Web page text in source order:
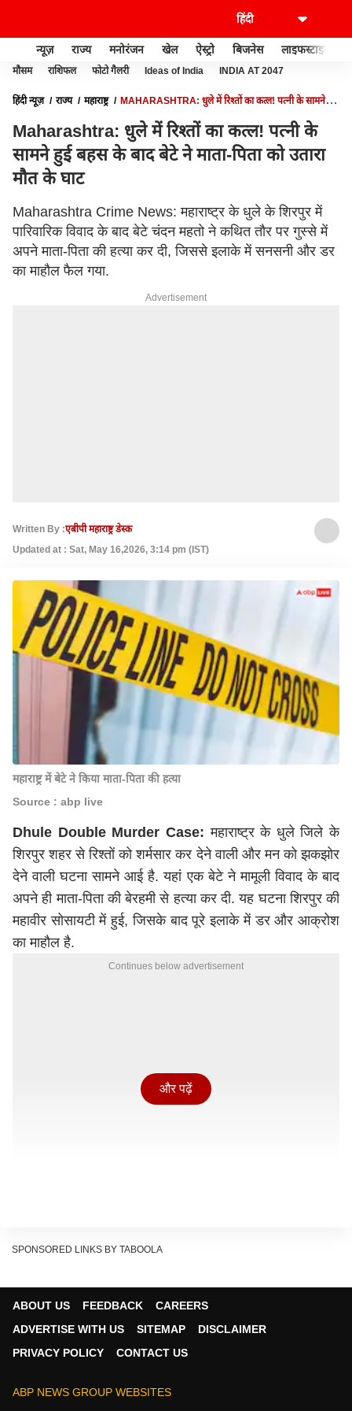
न्यूज़ राज्य मनोरंजन खेल ऐस्ट्रो बिजनेस लाइफस्टाइल
मौसम राशिफल फोटो गैलरी Ideas of India INDIA AT 2047
हिंदी न्यूज़ राज्य महाराष्ट्र
MAHARASHTRA: धुले में रिश्तों का कत्ल! पत्नी के सामने हुई
Maharashtra: धुले में रिश्तों का कत्ल! पत्नी के
सामने हुई बहस के बाद बेटे ने माता-पिता को उतारा
मौत के घाट
Maharashtra Crime News: महाराष्ट्र के धुले के शिरपुर में
पारिवारिक विवाद के बाद बेटे चंदन महतो ने कथित तौर पर गुस्से में
अपने माता-पिता की हत्या कर दी, जिससे इलाके में सनसनी और डर
का माहौल फैल गया.
Advertisement
Written By :एबीपी महाराष्ट्र डेस्क
Updated at : Sat, May 16,2026, 3:14 pm (IST)
महाराष्ट्र में बेटे ने किया माता-पिता की हत्या
Source : abp live
Dhule Double Murder Case: महाराष्ट्र के धुले जिले के
शिरपुर शहर से रिश्तों को शर्मसार कर देने वाली और मन को झकझोर
देने वाली घटना सामने आई है. यहां एक बेटे ने मामूली विवाद के बाद
अपने ही माता-पिता की बेरहमी से हत्या कर दी. यह घटना शिरपुर की
महावीर सोसायटी में हुई, जिसके बाद पूरे इलाके में डर और आक्रोश
का माहौल है.
Continues below advertisement
गया. आरोप है कि माता-पिता ने बेटा चंदन इंदाराम महतो को उसकी
और पढ़ें
SPONSORED LINKS BY TABOOLA
ABOUT US FEEDBACK
CAREERS
ADVERTISE WITH US
SITEMAP
DISCLAIMER
PRIVACY POLICY
CONTACT US
ABP NEWS GROUP WEBSITES